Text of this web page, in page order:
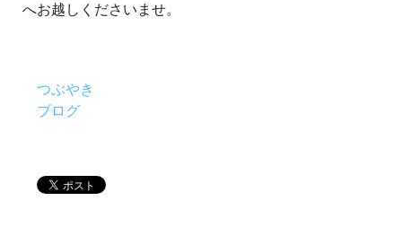
へお越しくださいませ。
つぶやき
ブログ